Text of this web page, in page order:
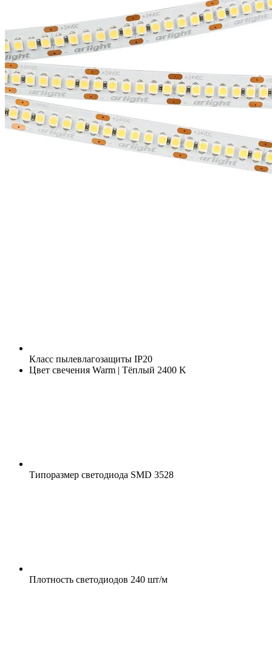
Класс пылевлагозащиты IP20
Цвет свечения Warm | Тёплый 2400 K
Типоразмер светодиода SMD 3528
Плотность светодиодов 240 шт/м